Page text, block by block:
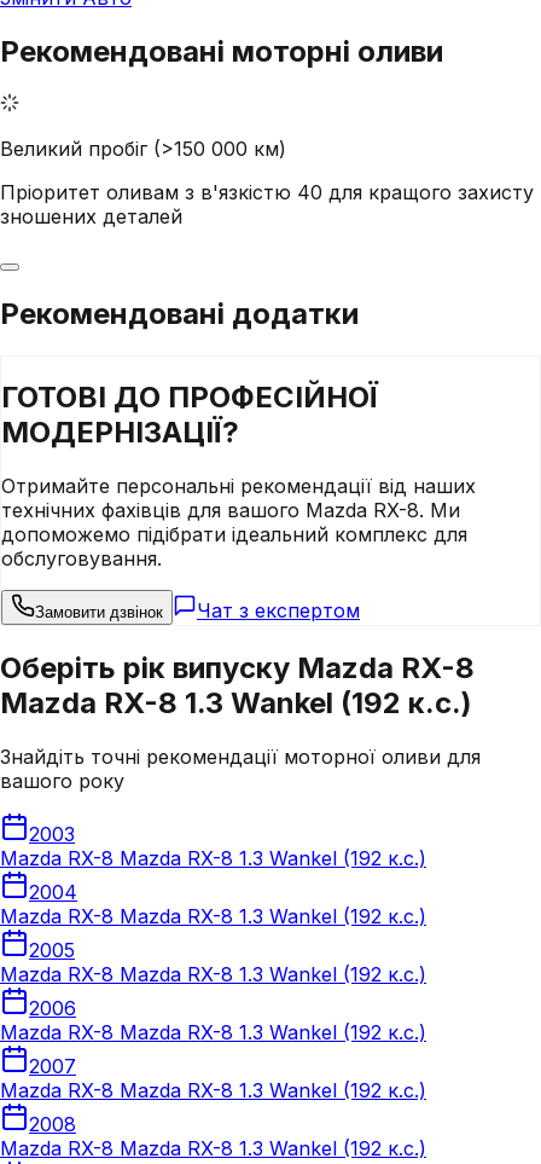
Рекомендовані моторні оливи
Великий пробіг (>150 000 км)
Пріоритет оливам з в'язкістю 40 для кращого захисту
зношених деталей
Рекомендовані додатки
ГОТОВІ ДО ПРОФЕСІЙНОЇ
МОДЕРНІЗАЦІЇ?
Отримайте персональні рекомендації від наших
технічних фахівців для вашого Mazda RX-8. Ми
допоможемо підібрати ідеальний комплекс для
обслуговування.
Замовити дзвінок Чат з експертом
Оберіть рік випуску Mazda RX-8
Mazda RX-8 1.3 Wankel (192 к.с.)
Знайдіть точні рекомендації моторної оливи для
вашого року
2003
Mazda RX-8 Mazda RX-8 1.3 Wankel (192 к.с.)
2004
Mazda RX-8 Mazda RX-8 1.3 Wankel (192 к.с.)
2005
Mazda RX-8 Mazda RX-8 1.3 Wankel (192 к.с.)
2006
Mazda RX-8 Mazda RX-8 1.3 Wankel (192 к.с.)
2007
Mazda RX-8 Mazda RX-8 1.3 Wankel (192 к.с.)
2008
Mazda RX-8 Mazda RX-8 1.3 Wankel (192 к.с.)